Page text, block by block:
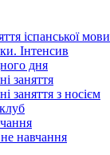
іспанської мови
Інтенсив
дня
заняття
заняття з носієм
навчання